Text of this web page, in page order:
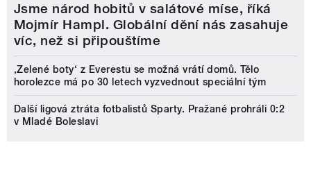
Jsme národ hobitů v salátové míse, říká
Mojmír Hampl. Globální dění nás zasahuje
víc, než si připouštíme
‚Zelené boty‘ z Everestu se možná vrátí domů. Tělo
horolezce má po 30 letech vyzvednout speciální tým
Další ligová ztráta fotbalistů Sparty. Pražané prohráli 0:2
v Mladé Boleslavi